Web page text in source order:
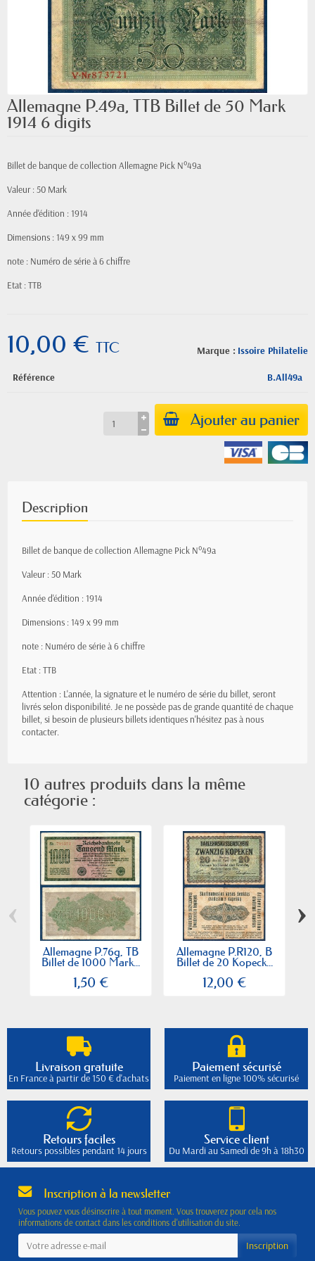
Allemagne P.49a, TTB Billet de 50 Mark
1914 6 digits
Billet de banque de collection Allemagne Pick N°49a
Valeur : 50 Mark
Année d'édition : 1914
Dimensions : 149 x 99 mm
note : Numéro de série à 6 chiffre
Etat : TTB
Marque : Issoire Philatelie
10,00 € TTC
Référence B.All49a
Ajouter au panier
Description
Billet de banque de collection Allemagne Pick N°49a
Valeur : 50 Mark
Année d'édition : 1914
Dimensions : 149 x 99 mm
note : Numéro de série à 6 chiffre
Etat : TTB
Attention : L'année, la signature et le numéro de série du billet, seront
livrés selon disponibilité. Je ne possède pas de grande quantité de chaque
billet, si besoin de plusieurs billets identiques n'hésitez pas à nous
contacter.
10 autres produits dans la même
catégorie :
Allemagne P.76g, TB
Billet de 1000 Mark...
1,50 €
Allemagne P.R120, B
Billet de 20 Kopeck...
12,00 €
‹ ›
Livraison gratuite
En France à partir de 150 € d'achats
Paiement sécurisé
Paiement en ligne 100% sécurisé
Retours faciles
Retours possibles pendant 14 jours
Service client
Du Mardi au Samedi de 9h à 18h30
Inscription à la newsletter
Vous pouvez vous désinscrire à tout moment. Vous trouverez pour cela nos
informations de contact dans les conditions d'utilisation du site.